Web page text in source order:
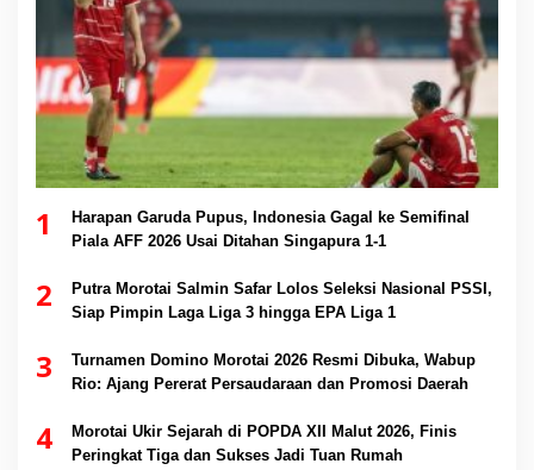
1
Harapan Garuda Pupus, Indonesia Gagal ke Semifinal
Piala AFF 2026 Usai Ditahan Singapura 1-1
2
Putra Morotai Salmin Safar Lolos Seleksi Nasional PSSI,
Siap Pimpin Laga Liga 3 hingga EPA Liga 1
3
Turnamen Domino Morotai 2026 Resmi Dibuka, Wabup
Rio: Ajang Pererat Persaudaraan dan Promosi Daerah
4
Morotai Ukir Sejarah di POPDA XII Malut 2026, Finis
Peringkat Tiga dan Sukses Jadi Tuan Rumah